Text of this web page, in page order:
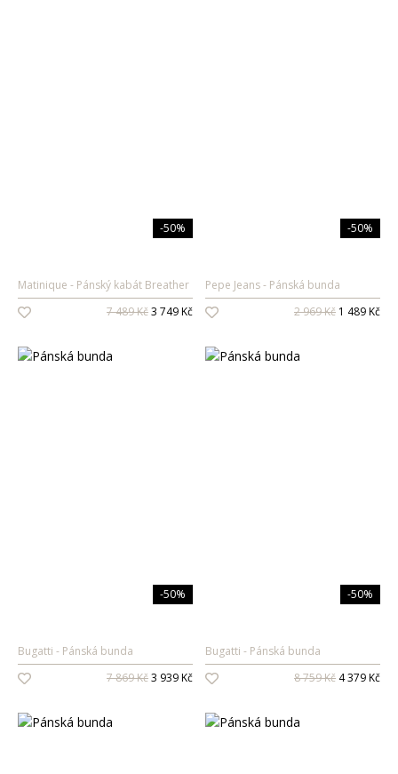
-50%
Matinique
Pánský kabát Breather
7 489 Kč3 749 Kč
-50%
Pepe Jeans
Pánská bunda
2 969 Kč 1 489 Kč
-50%
Bugatti
Pánská bunda
7 869 Kč3 939 Kč
-50%
Bugatti
Pánská bunda
8 759 Kč 4 379 Kč